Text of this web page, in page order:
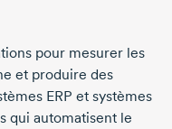
pour mesurer les
et produire des
ERP et systèmes
qui automatisent le